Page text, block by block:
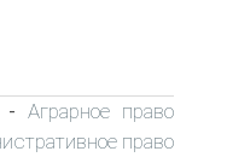
- Аграрное право
право